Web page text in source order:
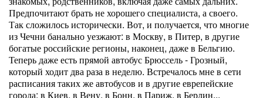
Предпочитают брать не хорошего специалиста, а своего.
Так сложилось исторически. Вот, и получается, что многие
из Чечни банально уезжают: в Москву, в Питер, в другие
богатые российские регионы, наконец, даже в Бельгию.
Теперь даже есть прямой автобус Брюссель - Грозный,
который ходит два раза в неделю. Встречалось мне в сети
расписания таких же автобусов и в другие еврепейские
города: в Киев, в Вену, в Бонн, в Париж, в Берлин...